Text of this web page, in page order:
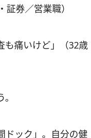
券／営業職）
も痛いけど」（32歳
ドック」。自分の健